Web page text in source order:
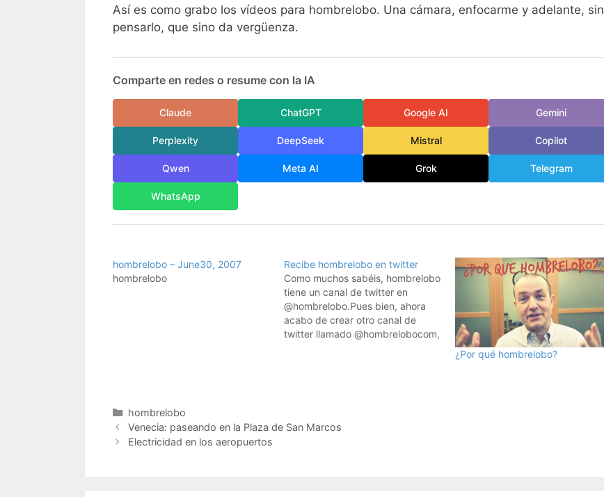
Así es como grabo los vídeos para hombrelobo. Una cámara, enfocarme y adelante, sin
pensarlo, que sino da vergüenza.
Comparte en redes o resume con la IA
Claude ChatGPT Google AI Gemini
Perplexity DeepSeek Mistral Copilot
Qwen Meta AI Grok Telegram
WhatsApp
hombrelobo – June30, 2007
hombrelobo
Recibe hombrelobo en twitter
Como muchos sabéis, hombrelobo
tiene un canal de twitter en
@hombrelobo.Pues bien, ahora
acabo de crear otro canal de
twitter llamado @hombrelobocom,
¿Por qué hombrelobo?
Categorías
hombrelobo
Venecia: paseando en la Plaza de San Marcos
Electricidad en los aeropuertos